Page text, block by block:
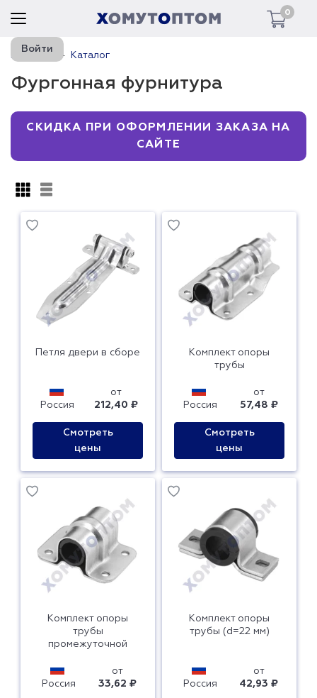
0
Войти
Главная Каталог
Фургонная фурнитура
СКИДКА ПРИ ОФОРМЛЕНИИ ЗАКАЗА НА
САЙТЕ
Петля двери в сборе
Россия
от
212,40 ₽
Смотреть
цены
Комплект опоры
трубы
Россия
от
57,48 ₽
Смотреть
цены
Комплект опоры
трубы
промежуточной
Россия
от
33,62 ₽
Комплект опоры
трубы (d=22 мм)
Россия
от
42,93 ₽